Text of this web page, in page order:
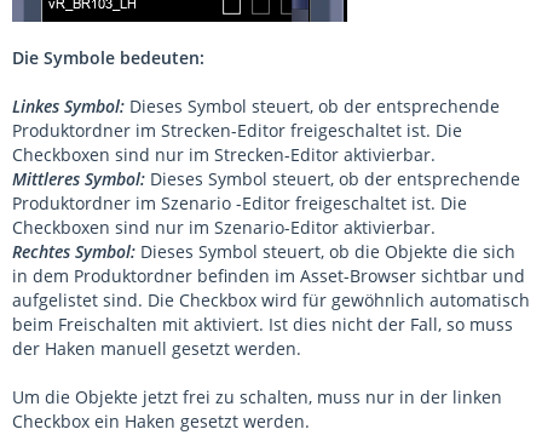
Die Symbole bedeuten:
Linkes Symbol: Dieses Symbol steuert, ob der entsprechende
Produktordner im Strecken-Editor freigeschaltet ist. Die
Checkboxen sind nur im Strecken-Editor aktivierbar.
Mittleres Symbol: Dieses Symbol steuert, ob der entsprechende
Produktordner im Szenario -Editor freigeschaltet ist. Die
Checkboxen sind nur im Szenario-Editor aktivierbar.
Rechtes Symbol: Dieses Symbol steuert, ob die Objekte die sich
in dem Produktordner befinden im Asset-Browser sichtbar und
aufgelistet sind. Die Checkbox wird für gewöhnlich automatisch
beim Freischalten mit aktiviert. Ist dies nicht der Fall, so muss
der Haken manuell gesetzt werden.
Um die Objekte jetzt frei zu schalten, muss nur in der linken
Checkbox ein Haken gesetzt werden.